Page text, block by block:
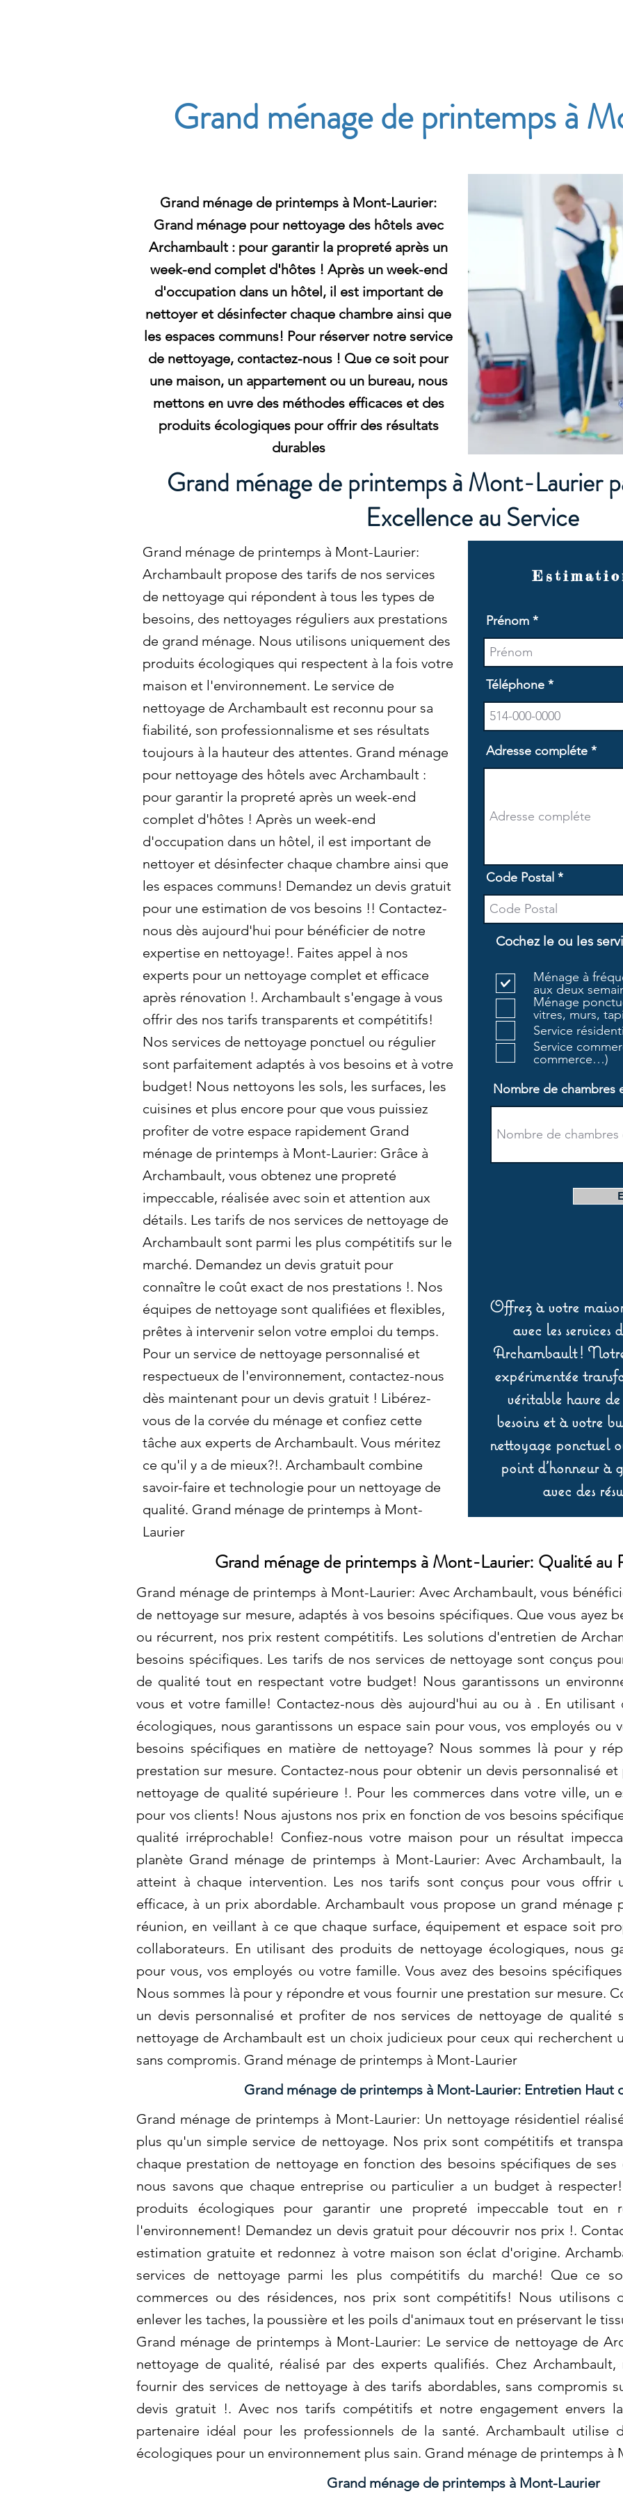
Grand ménage de printemps à
Grand ménage de printemps à Mont-Laurier:
Grand ménage pour nettoyage des hôtels avec
Archambault : pour garantir la propreté après un
week-end complet d'hôtes ! Après un week-end
d'occupation dans un hôtel, il est important de
nettoyer et désinfecter chaque chambre ainsi que
les espaces communs! Pour réserver notre service
de nettoyage, contactez-nous ! Que ce soit pour
une maison, un appartement ou un bureau, nous
mettons en uvre des méthodes efficaces et des
produits écologiques pour offrir des résultats
durables
Grand ménage de printemps à Mont-Laurier
Excellence au Service
Grand ménage de printemps à Mont-Laurier:
Archambault propose des tarifs de nos services
de nettoyage qui répondent à tous les types de
besoins, des nettoyages réguliers aux prestations
de grand ménage. Nous utilisons uniquement des
produits écologiques qui respectent à la fois votre
maison et l'environnement. Le service de
nettoyage de Archambault est reconnu pour sa
fiabilité, son professionnalisme et ses résultats
toujours à la hauteur des attentes. Grand ménage
pour nettoyage des hôtels avec Archambault :
pour garantir la propreté après un week-end
complet d'hôtes ! Après un week-end
d'occupation dans un hôtel, il est important de
nettoyer et désinfecter chaque chambre ainsi que
les espaces communs! Demandez un devis gratuit
pour une estimation de vos besoins !! Contactez-
nous dès aujourd'hui pour bénéficier de notre
expertise en nettoyage!. Faites appel à nos
experts pour un nettoyage complet et efficace
après rénovation !. Archambault s'engage à vous
offrir des nos tarifs transparents et compétitifs!
Nos services de nettoyage ponctuel ou régulier
sont parfaitement adaptés à vos besoins et à votre
budget! Nous nettoyons les sols, les surfaces, les
cuisines et plus encore pour que vous puissiez
profiter de votre espace rapidement Grand
ménage de printemps à Mont-Laurier: Grâce à
Archambault, vous obtenez une propreté
impeccable, réalisée avec soin et attention aux
détails. Les tarifs de nos services de nettoyage de
Archambault sont parmi les plus compétitifs sur le
marché. Demandez un devis gratuit pour
connaître le coût exact de nos prestations !. Nos
équipes de nettoyage sont qualifiées et flexibles,
prêtes à intervenir selon votre emploi du temps.
Pour un service de nettoyage personnalisé et
respectueux de l'environnement, contactez-nous
dès maintenant pour un devis gratuit ! Libérez-
vous de la corvée du ménage et confiez cette
tâche aux experts de Archambault. Vous méritez
ce qu'il y a de mieux?!. Archambault combine
savoir-faire et technologie pour un nettoyage de
qualité. Grand ménage de printemps à Mont-
Laurier
Prénom
Téléphone
Adresse compléte
Code Postal
Cochez le ou les
Ménage à
aux deux
Ménage
vitres, murs,
Service
Service
commerce…)
Nombre de chambres
Offrez à votre
avec les services
Archambault !
expérimentée
véritable havre
besoins et à votre
nettoyage ponctuel
point d’honneur à
avec des
Grand ménage de printemps à Mont-Laurier: Qualité au
Grand ménage de printemps à Mont-Laurier: Avec Archambault, vous
de nettoyage sur mesure, adaptés à vos besoins spécifiques. Que vous ayez
ou récurrent, nos prix restent compétitifs. Les solutions d'entretien de
besoins spécifiques. Les tarifs de nos services de nettoyage sont conçus
de qualité tout en respectant votre budget! Nous garantissons un
vous et votre famille! Contactez-nous dès aujourd'hui au ou à . En
écologiques, nous garantissons un espace sain pour vous, vos employés ou
besoins spécifiques en matière de nettoyage? Nous sommes là pour y
prestation sur mesure. Contactez-nous pour obtenir un devis personnalisé
nettoyage de qualité supérieure !. Pour les commerces dans votre ville, un
pour vos clients! Nous ajustons nos prix en fonction de vos besoins
qualité irréprochable! Confiez-nous votre maison pour un résultat
planète Grand ménage de printemps à Mont-Laurier: Avec Archambault,
atteint à chaque intervention. Les nos tarifs sont conçus pour vous offrir
efficace, à un prix abordable. Archambault vous propose un grand ménage
réunion, en veillant à ce que chaque surface, équipement et espace soit
collaborateurs. En utilisant des produits de nettoyage écologiques, nous
pour vous, vos employés ou votre famille. Vous avez des besoins
Nous sommes là pour y répondre et vous fournir une prestation sur mesure.
un devis personnalisé et profiter de nos services de nettoyage de qualité
nettoyage de Archambault est un choix judicieux pour ceux qui recherchent
sans compromis. Grand ménage de printemps à Mont-Laurier
Grand ménage de printemps à Mont-Laurier: Entretien Haut
Grand ménage de printemps à Mont-Laurier: Un nettoyage résidentiel
plus qu'un simple service de nettoyage. Nos prix sont compétitifs et
chaque prestation de nettoyage en fonction des besoins spécifiques de ses
nous savons que chaque entreprise ou particulier a un budget à
produits écologiques pour garantir une propreté impeccable tout en
l'environnement! Demandez un devis gratuit pour découvrir nos prix !.
estimation gratuite et redonnez à votre maison son éclat d'origine.
services de nettoyage parmi les plus compétitifs du marché! Que ce
commerces ou des résidences, nos prix sont compétitifs! Nous utilisons
enlever les taches, la poussière et les poils d'animaux tout en préservant le
Grand ménage de printemps à Mont-Laurier: Le service de nettoyage de
nettoyage de qualité, réalisé par des experts qualifiés. Chez Archambault,
fournir des services de nettoyage à des tarifs abordables, sans compromis
devis gratuit !. Avec nos tarifs compétitifs et notre engagement envers
partenaire idéal pour les professionnels de la santé. Archambault utilise
écologiques pour un environnement plus sain. Grand ménage de printemps à
Grand ménage de printemps à Mont-Laurier